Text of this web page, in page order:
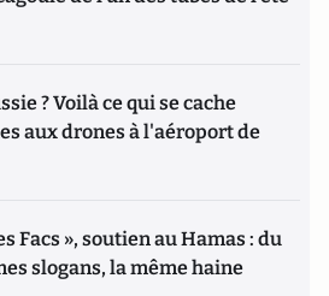
? Voilà ce qui se cache
aux drones à l'aéroport de
Facs », soutien au Hamas : du
slogans, la même haine